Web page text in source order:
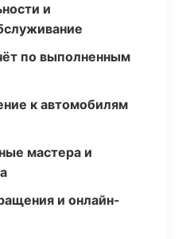
и
по выполненным
к автомобилям
мастера и
и онлайн-